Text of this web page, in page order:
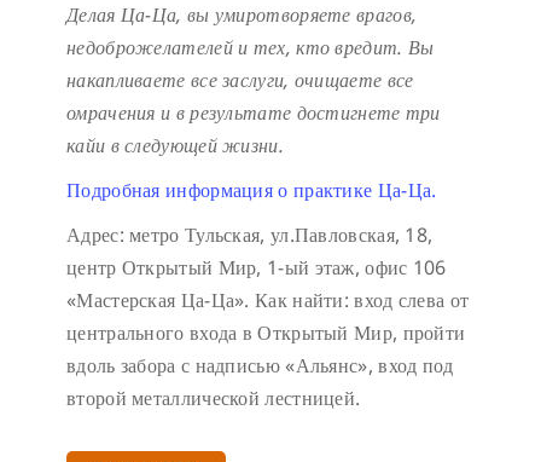
Делая Ца-Ца, вы умиротворяете врагов,
недоброжелателей и тех, кто вредит. Вы
накапливаете все заслуги, очищаете все
омрачения и в результате достигнете три
кайи в следующей жизни.
Подробная информация о практике Ца-Ца.
Адрес: метро Тульская, ул.Павловская, 18,
центр Открытый Мир, 1-ый этаж, офис 106
«Мастерская Ца-Ца». Как найти: вход слева от
центрального входа в Открытый Мир, пройти
вдоль забора с надписью «Альянс», вход под
второй металлической лестницей.